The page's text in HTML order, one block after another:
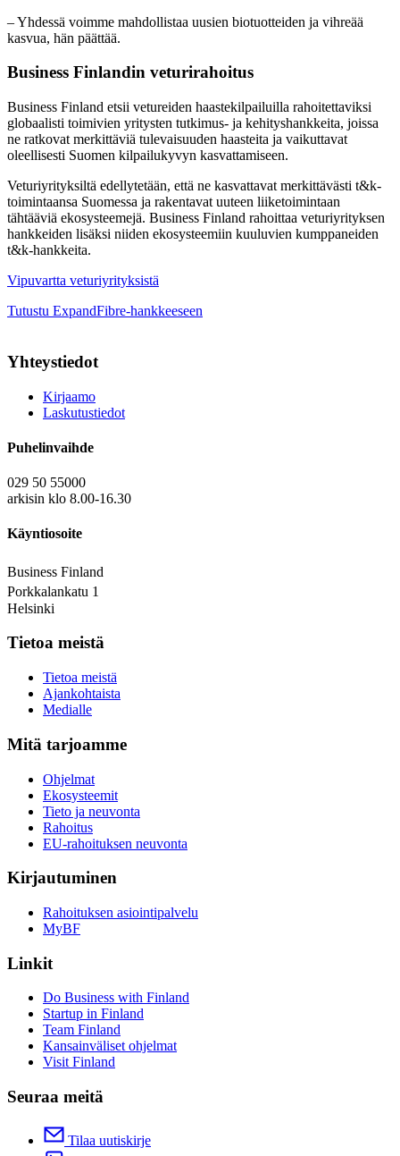
– Yhdessä voimme mahdollistaa uusien biotuotteiden ja vihreää
kasvua, hän päättää.
Business Finlandin veturirahoitus
Business Finland etsii vetureiden haastekilpailuilla rahoitettaviksi
globaalisti toimivien yritysten tutkimus- ja kehityshankkeita, joissa
ne ratkovat merkittäviä tulevaisuuden haasteita ja vaikuttavat
oleellisesti Suomen kilpailukyvyn kasvattamiseen.
Veturiyrityksiltä edellytetään, että ne kasvattavat merkittävästi t&k-
toimintaansa Suomessa ja rakentavat uuteen liiketoimintaan
tähtääviä ekosysteemejä. Business Finland rahoittaa veturiyrityksen
hankkeiden lisäksi niiden ekosysteemiin kuuluvien kumppaneiden
t&k-hankkeita.
Vipuvartta veturiyrityksistä
Tutustu ExpandFibre-hankkeeseen
Yhteystiedot
Kirjaamo
Laskutustiedot
Puhelinvaihde
029 50 55000
arkisin klo 8.00-16.30
Käyntiosoite
Business Finland
Porkkalankatu 1
Helsinki
Tietoa meistä
Tietoa meistä
Ajankohtaista
Medialle
Mitä tarjoamme
Ohjelmat
Ekosysteemit
Tieto ja neuvonta
Rahoitus
EU-rahoituksen neuvonta
Kirjautuminen
Rahoituksen asiointipalvelu
MyBF
Linkit
Do Business with Finland
Startup in Finland
Team Finland
Kansainväliset ohjelmat
Visit Finland
Seuraa meitä
Tilaa uutiskirje